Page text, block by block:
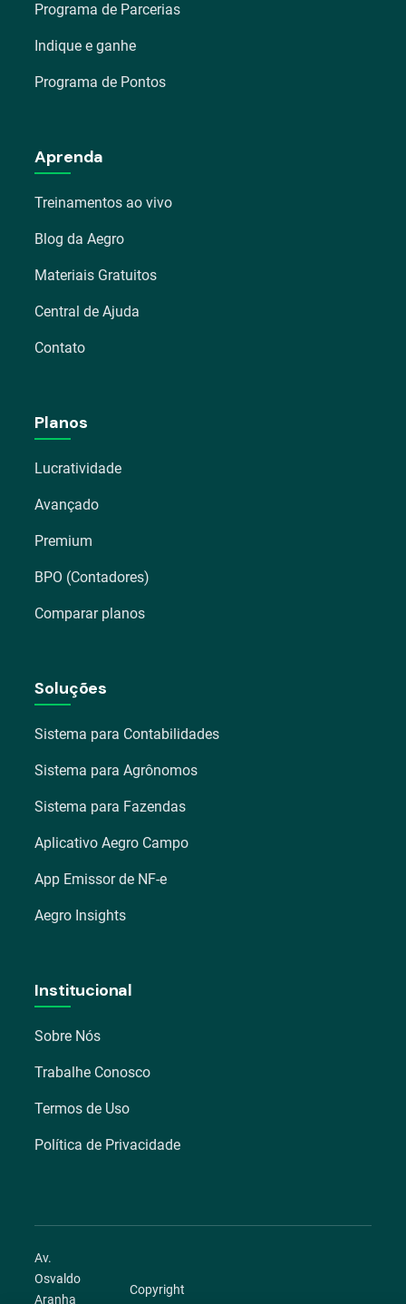
Programa de Parcerias
Indique e ganhe
Programa de Pontos
Aprenda
Treinamentos ao vivo
Blog da Aegro
Materiais Gratuitos
Central de Ajuda
Contato
Planos
Lucratividade
Avançado
Premium
BPO (Contadores)
Comparar planos
Soluções
Sistema para Contabilidades
Sistema para Agrônomos
Sistema para Fazendas
Aplicativo Aegro Campo
App Emissor de NF-e
Aegro Insights
Institucional
Sobre Nós
Trabalhe Conosco
Termos de Uso
Política de Privacidade
Av.
Osvaldo
Aranha
Copyright